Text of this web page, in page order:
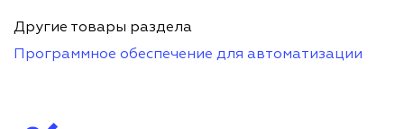
Другие товары раздела
Программное обеспечение для автоматизации